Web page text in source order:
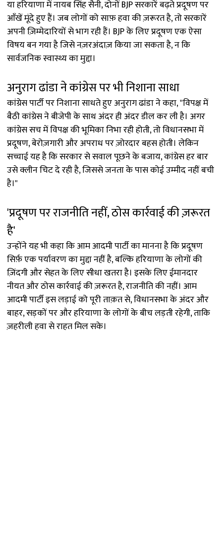
या हरियाणा में नायब सिंह सैनी, दोनों BJP सरकारें बढ़ते प्रदूषण पर
आँखें मूंदे हुए हैं। जब लोगों को साफ़ हवा की ज़रूरत है, तो सरकारें
अपनी ज़िम्मेदारियों से भाग रही हैं। BJP के लिए प्रदूषण एक ऐसा
विषय बन गया है जिसे नज़रअंदाज़ किया जा सकता है, न कि
सार्वजनिक स्वास्थ्य का मुद्दा।
अनुराग ढांडा ने कांग्रेस पर भी निशाना साधा
कांग्रेस पार्टी पर निशाना साधते हुए अनुराग ढांडा ने कहा, "विपक्ष में
बैठी कांग्रेस ने बीजेपी के साथ अंदर ही अंदर डील कर ली है। अगर
कांग्रेस सच में विपक्ष की भूमिका निभा रही होती, तो विधानसभा में
प्रदूषण, बेरोज़गारी और अपराध पर ज़ोरदार बहस होती। लेकिन
सच्चाई यह है कि सरकार से सवाल पूछने के बजाय, कांग्रेस हर बार
उसे क्लीन चिट दे रही है, जिससे जनता के पास कोई उम्मीद नहीं बची
है।"
'प्रदूषण पर राजनीति नहीं, ठोस कार्रवाई की ज़रूरत
है'
उन्होंने यह भी कहा कि आम आदमी पार्टी का मानना ​​है कि प्रदूषण
सिर्फ़ एक पर्यावरण का मुद्दा नहीं है, बल्कि हरियाणा के लोगों की
ज़िंदगी और सेहत के लिए सीधा खतरा है। इसके लिए ईमानदार
नीयत और ठोस कार्रवाई की ज़रूरत है, राजनीति की नहीं। आम
आदमी पार्टी इस लड़ाई को पूरी ताक़त से, विधानसभा के अंदर और
बाहर, सड़कों पर और हरियाणा के लोगों के बीच लड़ती रहेगी, ताकि
ज़हरीली हवा से राहत मिल सके।